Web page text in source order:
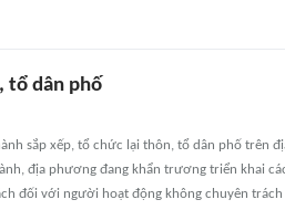
tổ dân phố
sắp xếp, tổ chức lại thôn, tổ dân phố trên
địa phương đang khẩn trương triển khai
đối với người hoạt động không chuyên trách